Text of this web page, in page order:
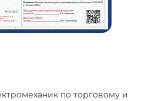
по торговому и